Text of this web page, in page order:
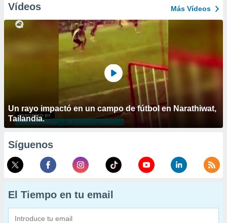
Vídeos Más Vídeos
Un rayo impactó en un campo de fútbol en Narathiwat,
Tailandia.
Síguenos
El Tiempo en tu email